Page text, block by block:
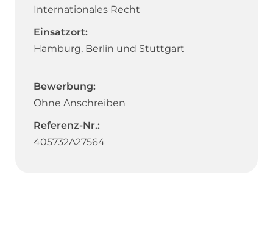
Internationales Recht
Einsatzort:
Hamburg, Berlin und Stuttgart
Bewerbung:
Ohne Anschreiben
Referenz-Nr.:
405732A27564